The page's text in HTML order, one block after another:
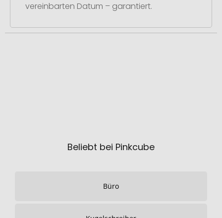
vereinbarten Datum – garantiert.
Beliebt bei Pinkcube
Büro